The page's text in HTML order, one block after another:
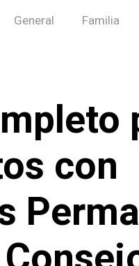
General Familia
con